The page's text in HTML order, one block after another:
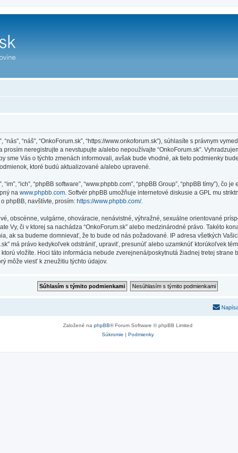
“nás”, “náš”, “OnkoForum.sk”, “https://www.onkoforum.sk”), súhlasíte s právnym
neregistrujte a nevstupujte a/alebo nepoužívajte “OnkoForum.sk”.
sme Vás o týchto zmenách informovali, avšak bude vhodné, ak tieto podmienky
ktoré budú aktualizované a/alebo upravené.
“ich”, “phpBB software”, “www.phpbb.com”, “phpBB Group”, “phpBB tímy”), čo
na www.phpbb.com. Softvér phpBB umožňuje internetové diskusie a GPL mu
phpBB, navštívte, prosím: https://www.phpbb.com/.
obscénne, vulgárne, ohováracie, nenávistné, výhražné, sexuálne orientované
Vy, či v ktorej sa nachádza “OnkoForum.sk” alebo medzinárodné právo. Takéto
ak sa budeme domnievať, že to bude od nás požadované. IP adresa všetkých
má právo kedykoľvek odstrániť, upraviť, presunúť alebo uzamknúť ktorúkoľvek
vložíte. Hoci táto informácia nebude zverejnená/poskytnutá žiadnej tretej strane
môže viesť k zneužitiu týchto údajov.
Založené na phpBB® Forum Software © phpBB Limited
Súkromie | Podmienky